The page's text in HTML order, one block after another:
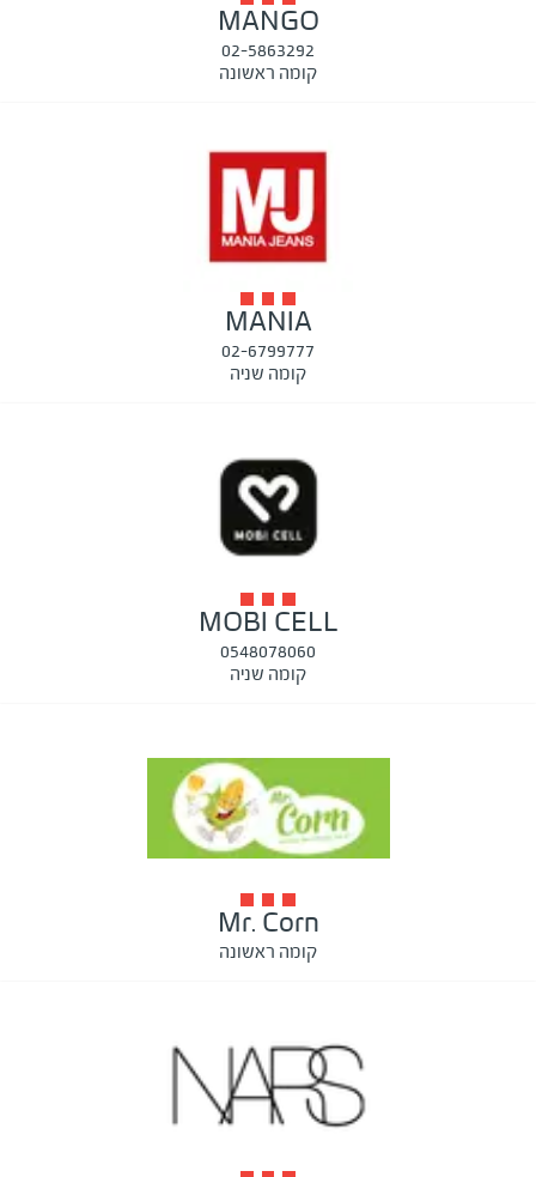
MANGO
02-5863292
קומה ראשונה
MANIA
02-6799777
קומה שניה
MOBI CELL
0548078060
קומה שניה
Mr. Corn
קומה ראשונה